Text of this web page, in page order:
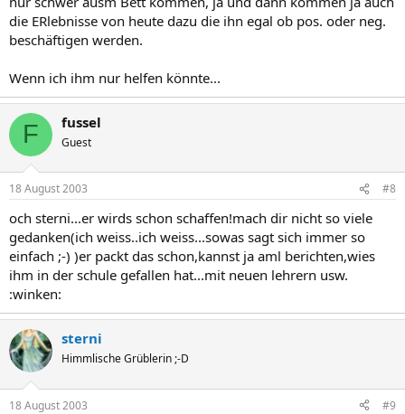
die ERlebnisse von heute dazu die ihn egal ob pos. oder neg.
beschäftigen werden.
Wenn ich ihm nur helfen könnte...
F fussel
Guest
18 August 2003 #8
och sterni...er wirds schon schaffen!mach dir nicht so viele
gedanken(ich weiss..ich weiss...sowas sagt sich immer so
einfach ;-) )er packt das schon,kannst ja aml berichten,wies
ihm in der schule gefallen hat...mit neuen lehrern usw.
:winken:
sterni
Himmlische Grüblerin ;-D
18 August 2003 #9